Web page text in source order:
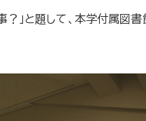
？」と題して、本学付属